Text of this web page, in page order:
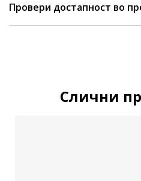
Провери достапност во
Слични